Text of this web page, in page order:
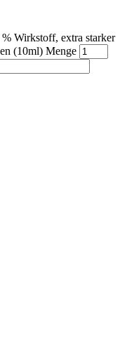
Wirkstoff, extra starker
(10ml) Menge